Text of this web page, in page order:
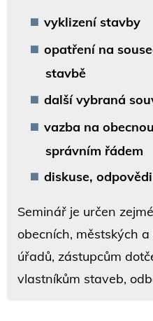
vyklizení stavby
opatření na
stavbě
další vybraná
vazba na
správním řádem
diskuse,
Seminář je určen
obecních, městských
úřadů, zástupcům
vlastníkům staveb,